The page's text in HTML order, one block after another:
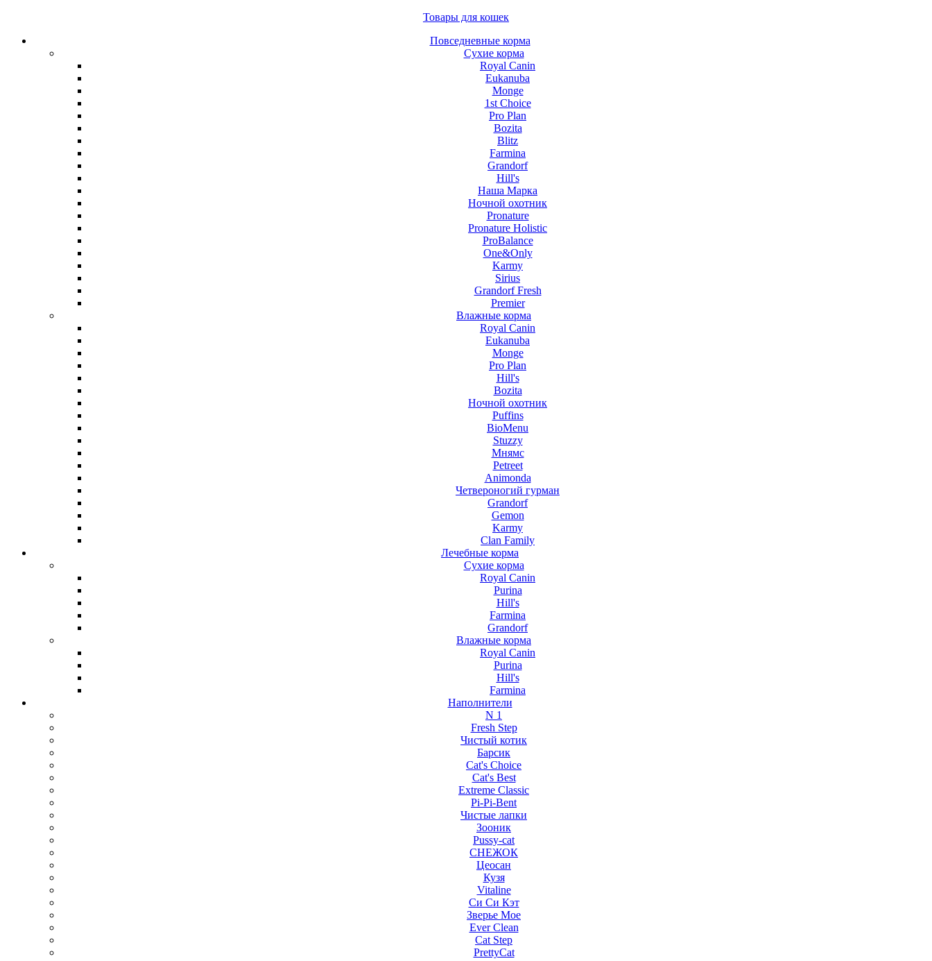
Товары для кошек
Повседневные корма
Сухие корма
Royal Canin
Eukanuba
Monge
1st Choice
Pro Plan
Bozita
Blitz
Farmina
Grandorf
Hill's
Наша Марка
Ночной охотник
Pronature
Pronature Holistic
ProBalance
One&Only
Karmy
Sirius
Grandorf Fresh
Premier
Влажные корма
Royal Canin
Eukanuba
Monge
Pro Plan
Hill's
Bozita
Ночной охотник
Puffins
BioMenu
Stuzzy
Мнямс
Petreet
Animonda
Четвероногий гурман
Grandorf
Gemon
Karmy
Clan Family
Лечебные корма
Сухие корма
Royal Canin
Purina
Hill's
Farmina
Grandorf
Влажные корма
Royal Canin
Purina
Hill's
Farmina
Наполнители
N 1
Fresh Step
Чистый котик
Барсик
Cat's Choice
Cat's Best
Extreme Classic
Pi-Pi-Bent
Чистые лапки
Зооник
Pussy-cat
СНЕЖОК
Цеосан
Кузя
Vitaline
Си Си Кэт
Зверье Мое
Ever Clean
Cat Step
PrettyCat